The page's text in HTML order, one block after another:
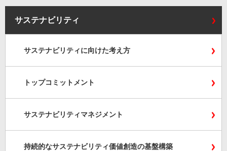
サステナビリティ
サステナビリティに向けた考え方
トップコミットメント
サステナビリティマネジメント
持続的なサステナビリティ価値創造の基盤構築